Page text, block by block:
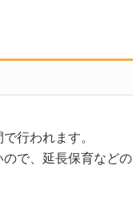
行われます。
で、延長保育などの